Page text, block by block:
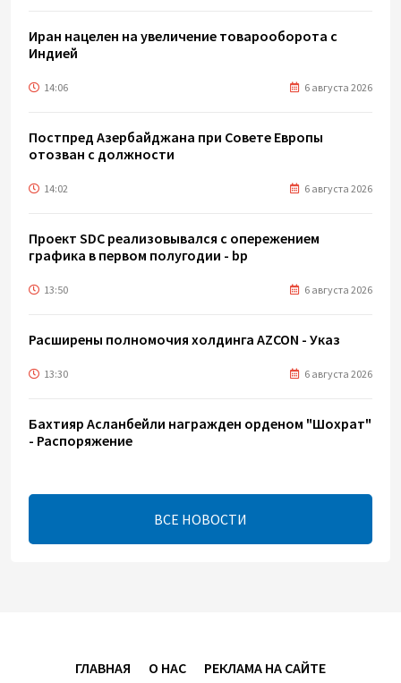
Иран нацелен на увеличение товарооборота с
Индией
14:06 6 августа 2026
Постпред Азербайджана при Совете Европы
отозван с должности
14:02 6 августа 2026
Проект SDC реализовывался с опережением
графика в первом полугодии - bp
13:50 6 августа 2026
Расширены полномочия холдинга AZCON - Указ
13:30 6 августа 2026
Бахтияр Асланбейли награжден орденом "Шохрат"
- Распоряжение
bp о ходе строительства солнечной
электростанции "Шафаг"
6 августа 2026
ВСЕ НОВОСТИ
ГЛАВНАЯ О НАС РЕКЛАМА НА САЙТЕ